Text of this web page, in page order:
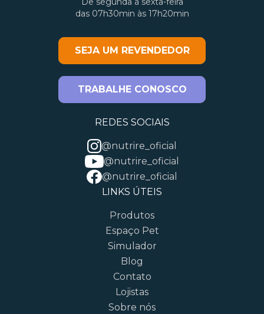
das 07h30min às 17h20min
SEJA UM REVENDEDOR
TRABALHE CONOSCO
REDES SOCIAIS
@nutrire_oficial
@nutrire_oficial
@nutrire_oficial
LINKS ÚTEIS
Produtos
Espaço Pet
Simulador
Blog
Contato
Lojistas
Sobre nós